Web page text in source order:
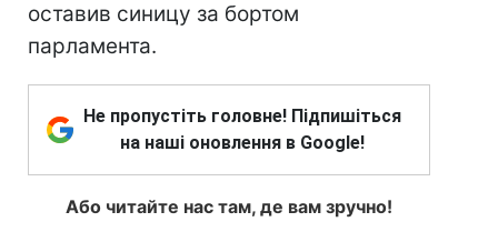
оставив синицу за бортом
парламента.
Не пропустіть головне! Підпишіться
на наші оновлення в Google!
Або читайте нас там, де вам зручно!